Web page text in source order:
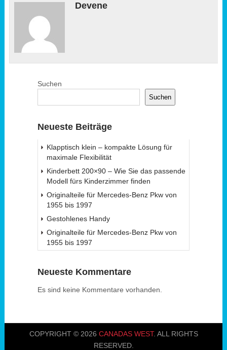
Devene
Suchen
Suchen
Neueste Beiträge
Klapptisch klein – kompakte Lösung für
maximale Flexibilität
Kinderbett 200×90 – Wie Sie das passende
Modell fürs Kinderzimmer finden
Originalteile für Mercedes-Benz Pkw von
1955 bis 1997
Gestohlenes Handy
Originalteile für Mercedes-Benz Pkw von
1955 bis 1997
Neueste Kommentare
Es sind keine Kommentare vorhanden.
COPYRIGHT © 2026 CANADAS WEST. ALL RIGHTS
RESERVED.